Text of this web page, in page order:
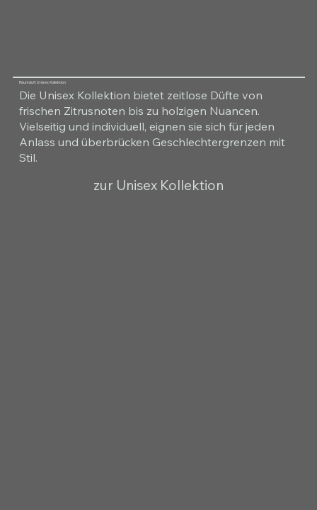
Raumduft Unisex Kollektion
Die Unisex Kollektion bietet zeitlose Düfte von
frischen Zitrusnoten bis zu holzigen Nuancen.
Vielseitig und individuell, eignen sie sich für jeden
Anlass und überbrücken Geschlechtergrenzen mit
Stil.
zur Unisex Kollektion